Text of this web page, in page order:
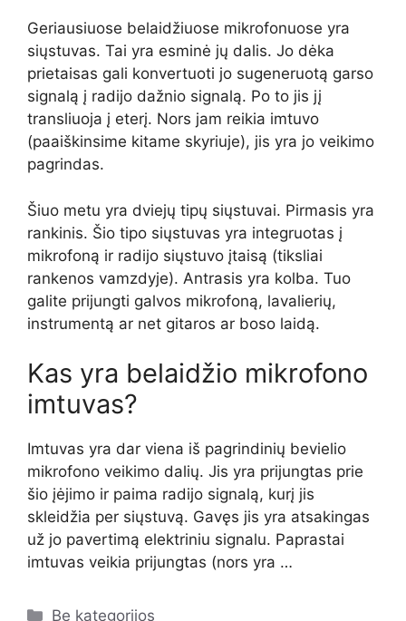
Geriausiuose belaidžiuose mikrofonuose yra
siųstuvas. Tai yra esminė jų dalis. Jo dėka
prietaisas gali konvertuoti jo sugeneruotą garso
signalą į radijo dažnio signalą. Po to jis jį
transliuoja į eterį. Nors jam reikia imtuvo
(paaiškinsime kitame skyriuje), jis yra jo veikimo
pagrindas.
Šiuo metu yra dviejų tipų siųstuvai. Pirmasis yra
rankinis. Šio tipo siųstuvas yra integruotas į
mikrofoną ir radijo siųstuvo įtaisą (tiksliai
rankenos vamzdyje). Antrasis yra kolba. Tuo
galite prijungti galvos mikrofoną, lavalierių,
instrumentą ar net gitaros ar boso laidą.
Kas yra belaidžio mikrofono
imtuvas?
Imtuvas yra dar viena iš pagrindinių bevielio
mikrofono veikimo dalių. Jis yra prijungtas prie
šio įėjimo ir paima radijo signalą, kurį jis
skleidžia per siųstuvą. Gavęs jis yra atsakingas
už jo pavertimą elektriniu signalu. Paprastai
imtuvas veikia prijungtas (nors yra …
Kategorijos
Be kategorijos